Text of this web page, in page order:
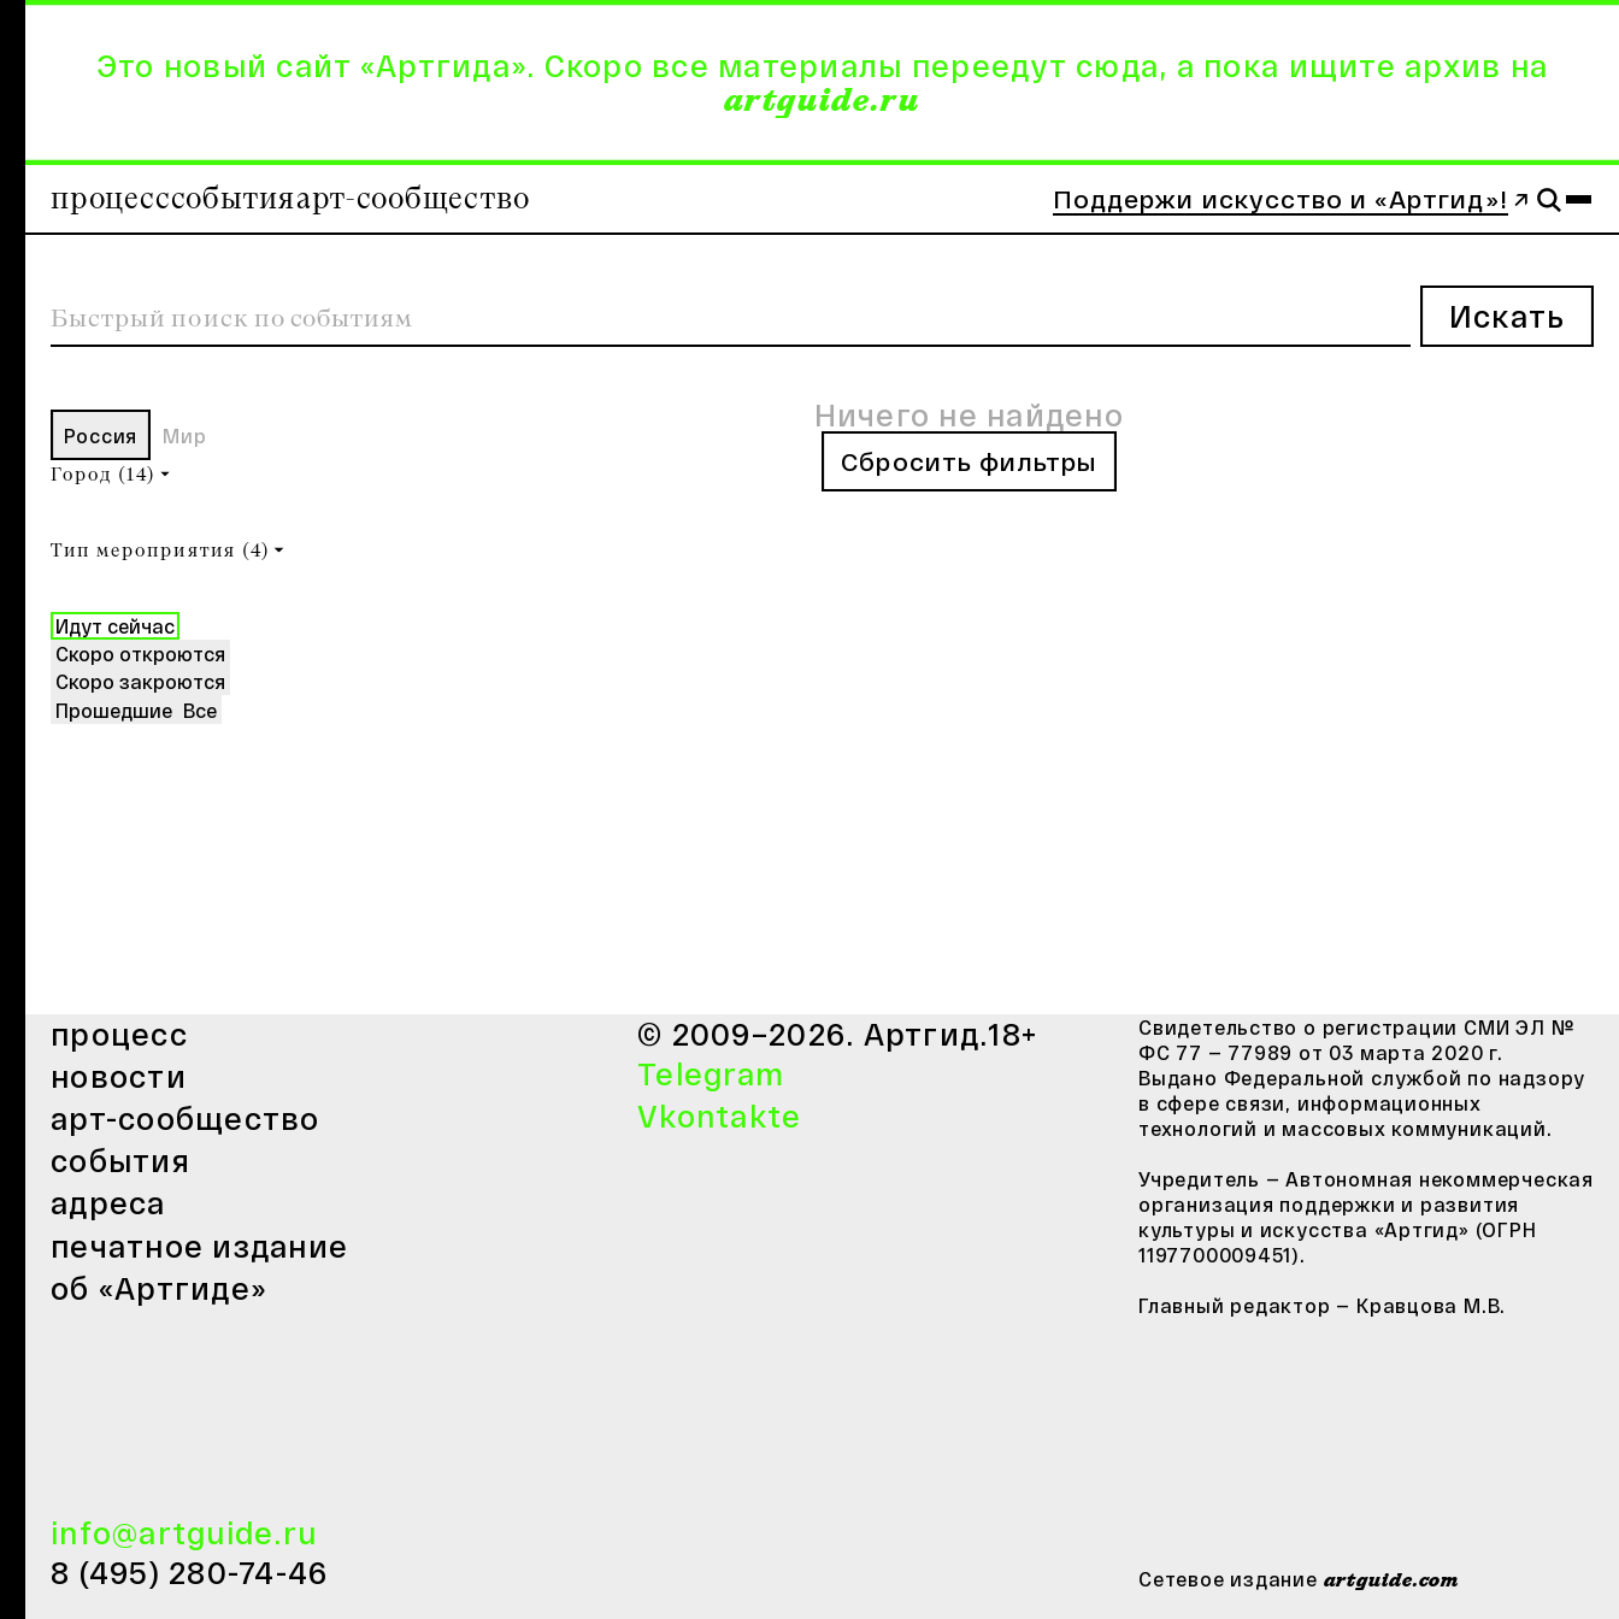
Это новый сайт «Артгида». Скоро все материалы переедут сюда, а пока ищите архив на
artguide.ru
процесссобытияарт-сообщество Поддержи искусство и «Артгид»!
Искать
Россия Мир
Город (14)
Тип мероприятия (4)
Идут сейчас
Скоро откроются
Скоро закроются
Прошедшие Все
Ничего не найдено
Сбросить фильтры
процесс
новости
арт-сообщество
события
адреса
печатное издание
об «Артгиде»
info@artguide.ru
8 (495) 280-74-46
© 2009–2026. Артгид.18+
Telegram
Vkontakte
Свидетельство о регистрации СМИ ЭЛ №
ФС 77 — 77989 от 03 марта 2020 г.
Выдано Федеральной службой по надзору
в сфере связи, информационных
технологий и массовых коммуникаций.
Учредитель — Автономная некоммерческая
организация поддержки и развития
культуры и искусства «Артгид» (ОГРН
1197700009451).
Главный редактор — Кравцова М.В.
Сетевое издание artguide.com